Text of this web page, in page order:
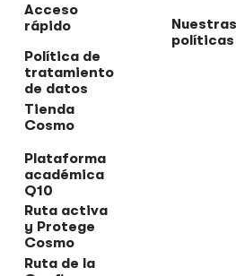
Acceso
rápido
Política de
tratamiento
de datos
Tienda
Cosmo
Plataforma
académica
Q10
Ruta activa
y Protege
Cosmo
Ruta de la
Nuestras
políticas